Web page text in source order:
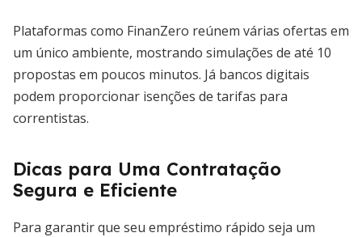
Plataformas como FinanZero reúnem várias ofertas em
um único ambiente, mostrando simulações de até 10
propostas em poucos minutos. Já bancos digitais
podem proporcionar isenções de tarifas para
correntistas.
Dicas para Uma Contratação
Segura e Eficiente
Para garantir que seu empréstimo rápido seja um